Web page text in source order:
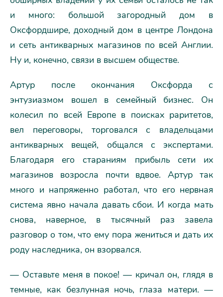
и много: большой загородный дом в
Оксфордшире, доходный дом в центре Лондона
и сеть антикварных магазинов по всей Англии.
Ну и, конечно, связи в высшем обществе.
Артур после окончания Оксфорда с
энтузиазмом вошел в семейный бизнес. Он
колесил по всей Европе в поисках раритетов,
вел переговоры, торговался с владельцами
антикварных вещей, общался с экспертами.
Благодаря его стараниям прибыль сети их
магазинов возросла почти вдвое. Артур так
много и напряженно работал, что его нервная
система явно начала давать сбои. И когда мать
снова, наверное, в тысячный раз завела
разговор о том, что ему пора жениться и дать их
роду наследника, он взорвался.
— Оставьте меня в покое! — кричал он, глядя в
темные, как безлунная ночь, глаза матери. —